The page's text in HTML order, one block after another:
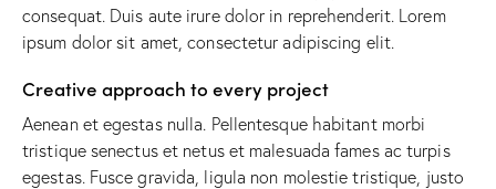
consequat. Duis aute irure dolor in reprehenderit. Lorem
ipsum dolor sit amet, consectetur adipiscing elit.
Creative approach to every project
Aenean et egestas nulla. Pellentesque habitant morbi
tristique senectus et netus et malesuada fames ac turpis
egestas. Fusce gravida, ligula non molestie tristique, justo